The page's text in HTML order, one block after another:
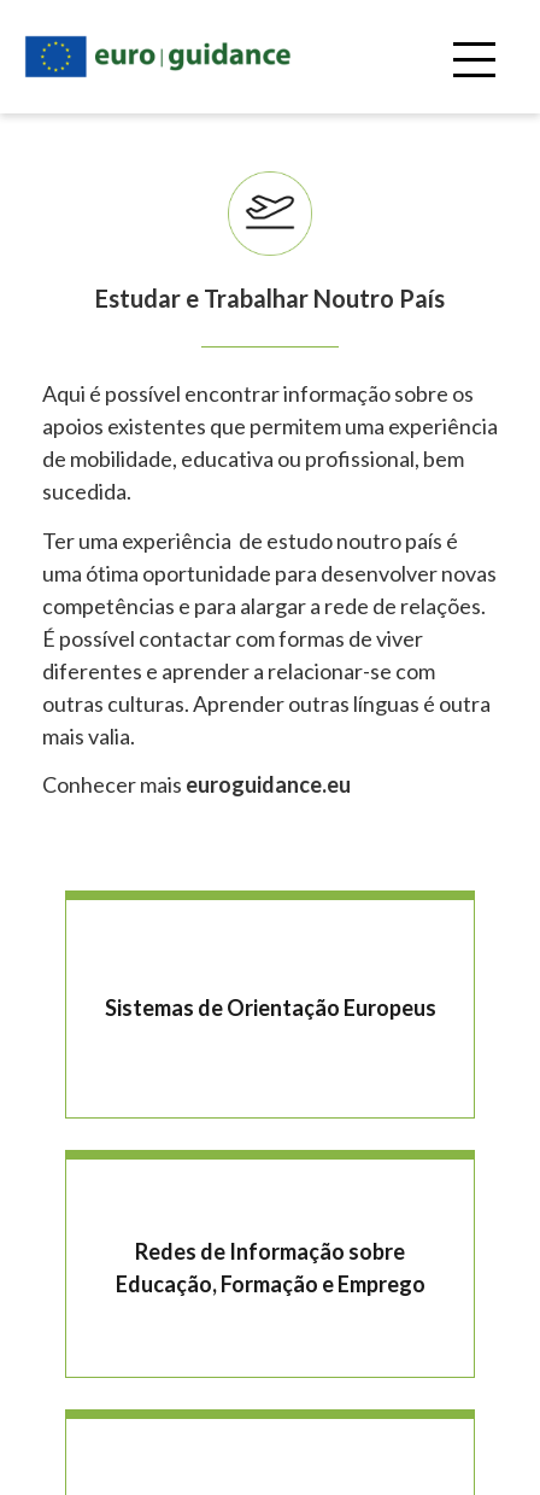
para
Estudar e Trabalhar Noutro País
Aqui é possível encontrar informação sobre os
apoios existentes que permitem uma experiência
de mobilidade, educativa ou profissional, bem
sucedida.
Ter uma experiência de estudo noutro país é
uma ótima oportunidade para desenvolver novas
competências e para alargar a rede de relações.
É possível contactar com formas de viver
diferentes e aprender a relacionar-se com
outras culturas. Aprender outras línguas é outra
mais valia.
Conhecer mais euroguidance.eu
Sistemas de Orientação Europeus
Redes de Informação sobre
Educação, Formação e Emprego